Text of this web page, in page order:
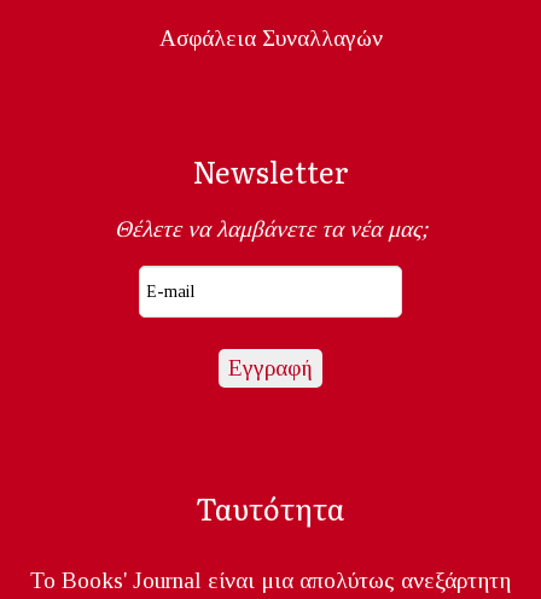
Ασφάλεια Συναλλαγών
Newsletter
Θέλετε να λαμβάνετε τα νέα μας;
Ταυτότητα
Το Books' Journal είναι μια απολύτως ανεξάρτητη